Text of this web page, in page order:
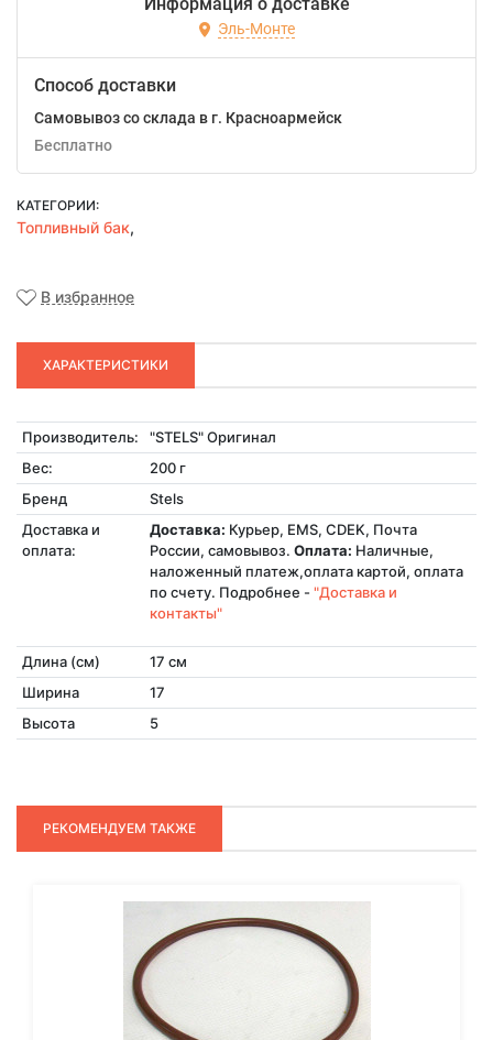
Эль-Монте
Способ доставки
Самовывоз со склада в г. Красноармейск
Бесплатно
КАТЕГОРИИ:
Топливный бак,
В избранное
ХАРАКТЕРИСТИКИ
Производитель:
"STELS" Оригинал
Вес:
200 г
Бренд
Stels
Доставка и
оплата:
Доставка: Курьер, EMS, CDEK, Почта
России, самовывоз. Оплата: Наличные,
наложенный платеж,оплата картой, оплата
по счету. Подробнее - "Доставка и
контакты"
Длина (см)
17 см
Ширина
17
Высота
5
РЕКОМЕНДУЕМ ТАКЖЕ